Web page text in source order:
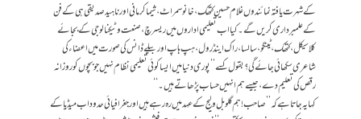
کے شہرت یافتہ نمائندوں غلام حسین کتھک، خانوسمراٹ، شیماکرمانی اور ناہیدصدیقی ہی کے فن
کے علمبرداری کریں گے۔ کیا اب تعلیمی اداروں میں ریسرچ، صنعت و ٹیکنالوجی کے بجائے
کلاسیکل، کتھک، ٹینگو، سالسا، راک اینڈ رول، ہپ ہاپ اور بیلے ڈانس کی صورت میں اعضاء کی
شاعری سکھائی جائے گی؟ بقول کسے ’’پوری دنیا میں ایسا کوئی تعلیمی نظام نہیں جو بچوں کو روزانہ
رقص کی تعلیم دے ، جیسے ہم انہیں حساب پڑھاتے ہیں۔‘‘
کہا یہ جاتا ہے کہ’’صاحب! ہم گلوبل ولیج کے عہد میں رہ رہے ہیں اور جغرافیائی حدود اب میڈیا کے